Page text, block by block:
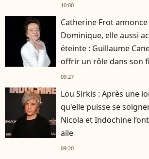
10:00
Catherine Frot
Dominique, elle aussi
éteinte : Guillaume
offrir un rôle dans son
Cotillard
09:27
Lou Sirkis : Après une
qu'elle puisse se
Nicola et Indochine
aile
09:20